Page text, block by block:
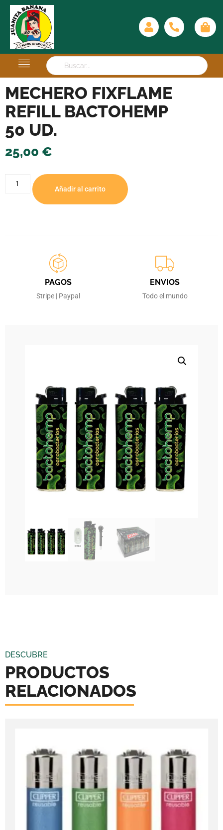
MECHERO FIXFLAME
REFILL BACTOHEMP
50 UD.
25,00 €
Añadir al carrito
PAGOS
Stripe | Paypal
ENVIOS
Todo el mundo
DESCUBRE
PRODUCTOS
RELACIONADOS